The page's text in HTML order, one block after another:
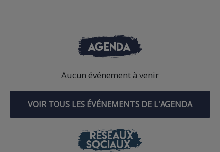
AGENDA
Aucun événement à venir
VOIR TOUS LES ÉVÉNEMENTS DE L'AGENDA
RÉSEAUX
SOCIAUX